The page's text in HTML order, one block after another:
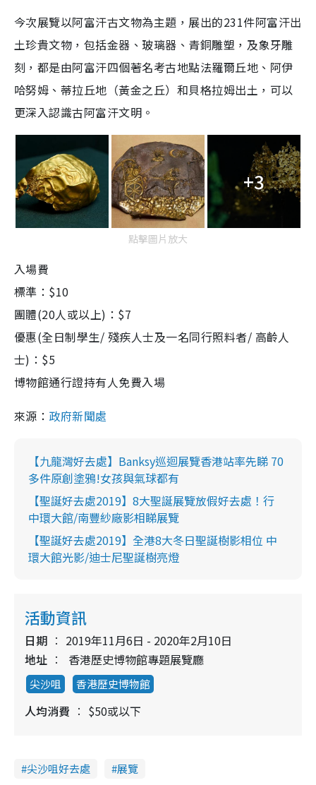
今次展覽以阿富汗古文物為主題，展出的231件阿富汗出
土珍貴文物， 包括金器、玻璃器、青銅雕塑，及象牙雕
刻，都是由阿富汗四個著名考古地點法羅爾丘地、阿伊
哈努姆、蒂拉丘地（黃金之丘）和貝格拉姆出土，可以
更深入認識古阿富汗文明。
+3
點擊圖片放大
入場費
標準：$10
團體(20人或以上)：$7
優惠(全日制學生/ 殘疾人士及一名同行照料者/ 高齡人
士)：$5
博物館通行證持有人免費入場
來源： 政府新聞處
【九龍灣好去處】Banksy巡迴展覽香港站率先睇 70
多件原創塗鴉!女孩與氣球都有
【聖誕好去處2019】8大聖誕展覽放假好去處！行
中環大館/南豐紗廠影相睇展覽
【聖誕好去處2019】全港8大冬日聖誕樹影相位 中
環大館光影/迪士尼聖誕樹亮燈
活動資訊
日期
2019年11月6日 - 2020年2月10日
地址
香港歷史博物館專題展覽廳
尖沙咀 香港歷史博物館
人均消費 $50或以下
尖沙咀好去處 展覽